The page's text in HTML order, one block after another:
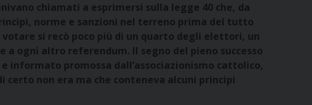
chiamati a esprimersi sulla legge 40 che, da
norme e sanzioni nel terreno prima del tutto
si recò poco più di un quarto degli elettori, un
ogni altro referendum. Il segno del pieno successo
informato promossa dall’associazionismo cattolico,
non era ma che conteneva alcuni principi